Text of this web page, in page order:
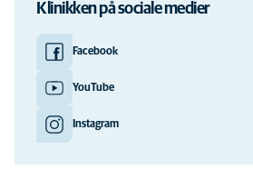
Klinikken på sociale medier
Facebook
YouTube
Instagram